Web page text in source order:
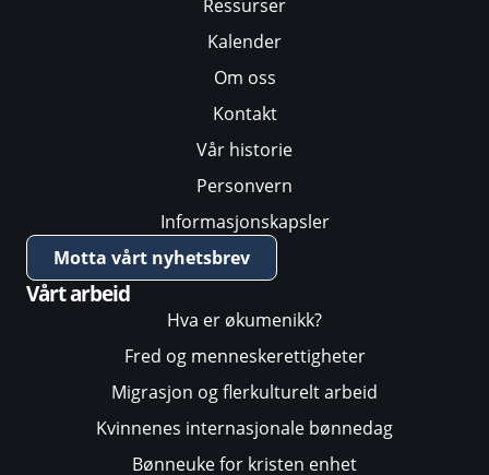
Ressurser
Kalender
Om oss
Kontakt
Vår historie
Personvern
Informasjonskapsler
Motta vårt nyhetsbrev
Vårt arbeid
Hva er økumenikk?
Fred og menneskerettigheter
Migrasjon og flerkulturelt arbeid
Kvinnenes internasjonale bønnedag
Bønneuke for kristen enhet